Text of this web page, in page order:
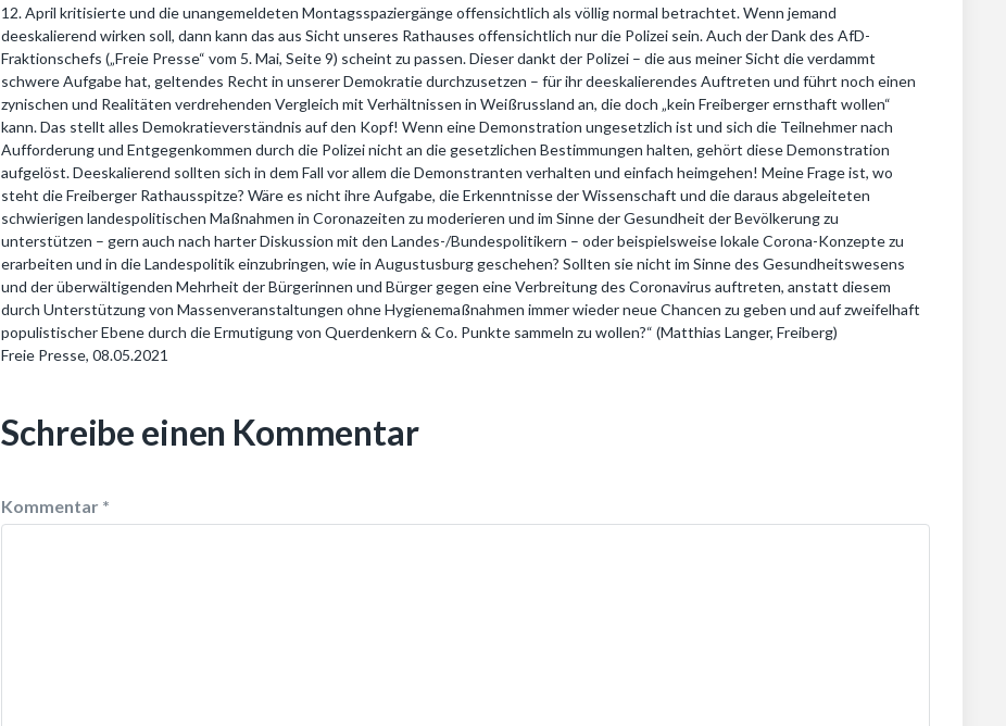
12. April kritisierte und die unangemeldeten Montagsspaziergänge offensichtlich als völlig normal betrachtet. Wenn jemand
deeskalierend wirken soll, dann kann das aus Sicht unseres Rathauses offensichtlich nur die Polizei sein. Auch der Dank des AfD-
Fraktionschefs („Freie Presse“ vom 5. Mai, Seite 9) scheint zu passen. Dieser dankt der Polizei – die aus meiner Sicht die verdammt
schwere Aufgabe hat, geltendes Recht in unserer Demokratie durchzusetzen – für ihr deeskalierendes Auftreten und führt noch einen
zynischen und Realitäten verdrehenden Vergleich mit Verhältnissen in Weißrussland an, die doch „kein Freiberger ernsthaft wollen“
kann. Das stellt alles Demokratieverständnis auf den Kopf! Wenn eine Demonstration ungesetzlich ist und sich die Teilnehmer nach
Aufforderung und Entgegenkommen durch die Polizei nicht an die gesetzlichen Bestimmungen halten, gehört diese Demonstration
aufgelöst. Deeskalierend sollten sich in dem Fall vor allem die Demonstranten verhalten und einfach heimgehen! Meine Frage ist, wo
steht die Freiberger Rathausspitze? Wäre es nicht ihre Aufgabe, die Erkenntnisse der Wissenschaft und die daraus abgeleiteten
schwierigen landespolitischen Maßnahmen in Coronazeiten zu moderieren und im Sinne der Gesundheit der Bevölkerung zu
unterstützen – gern auch nach harter Diskussion mit den Landes-/Bundespolitikern – oder beispielsweise lokale Corona-Konzepte zu
erarbeiten und in die Landespolitik einzubringen, wie in Augustusburg geschehen? Sollten sie nicht im Sinne des Gesundheitswesens
und der überwältigenden Mehrheit der Bürgerinnen und Bürger gegen eine Verbreitung des Coronavirus auftreten, anstatt diesem
durch Unterstützung von Massenveranstaltungen ohne Hygienemaßnahmen immer wieder neue Chancen zu geben und auf zweifelhaft
populistischer Ebene durch die Ermutigung von Querdenkern & Co. Punkte sammeln zu wollen?“ (Matthias Langer, Freiberg)
Freie Presse, 08.05.2021
Schreibe einen Kommentar
Kommentar *